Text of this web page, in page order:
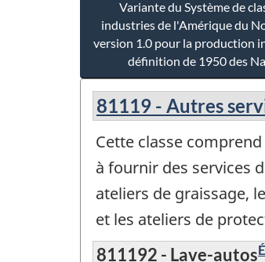
Variante du Système de
industries de l'Amérique du
version 1.0 pour la production
définition de 1950 des
81119 - Autres
Cette classe
à fournir des services
ateliers de graissage,
et les ateliers de
811192 - Lave-autos